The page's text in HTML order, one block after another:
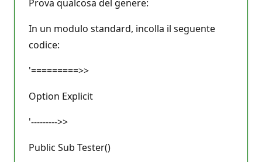
Prova qualcosa del genere:
In un modulo standard, incolla il seguente
codice:
'=========>>
Option Explicit
'--------->>
Public Sub Tester()